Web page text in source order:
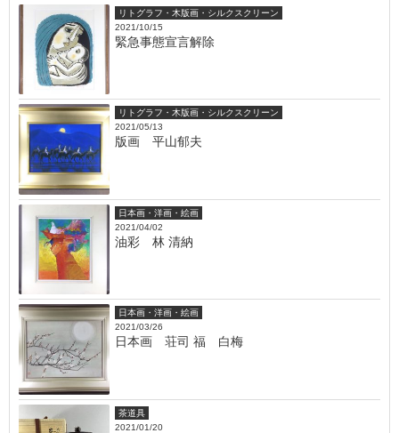
リトグラフ・木版画・シルクスクリーン
2021/10/15
緊急事態宣言解除
リトグラフ・木版画・シルクスクリーン
2021/05/13
版画 平山郁夫
日本画・洋画・絵画
2021/04/02
油彩 林 清納
日本画・洋画・絵画
2021/03/26
日本画 荘司 福 白梅
茶道具
2021/01/20